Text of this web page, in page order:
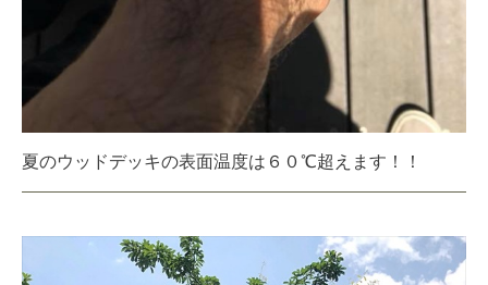
夏のウッドデッキの表面温度は６０℃超えます！！